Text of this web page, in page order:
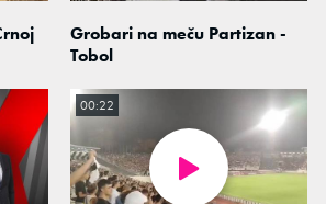
Grobari na meču Partizan -
Tobol
00:22